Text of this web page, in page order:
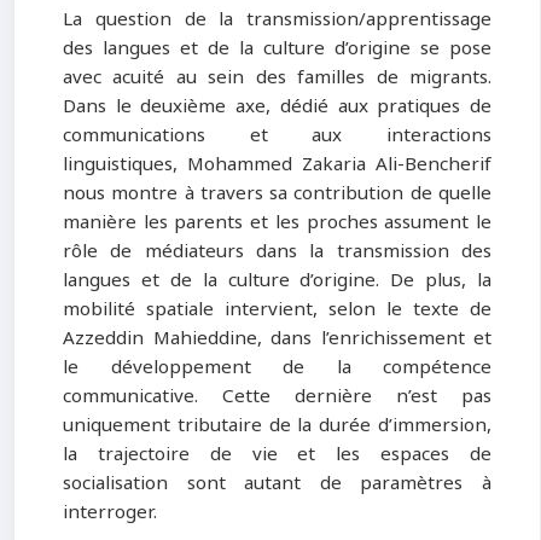
La question de la transmission/apprentissage
des langues et de la culture d’origine se pose
avec acuité au sein des familles de migrants.
Dans le deuxième axe, dédié aux pratiques de
communications et aux interactions
linguistiques, Mohammed Zakaria Ali-Bencherif
nous montre à travers sa contribution de quelle
manière les parents et les proches assument le
rôle de médiateurs dans la transmission des
langues et de la culture d’origine. De plus, la
mobilité spatiale intervient, selon le texte de
Azzeddin Mahieddine, dans l’enrichissement et
le développement de la compétence
communicative. Cette dernière n’est pas
uniquement tributaire de la durée d’immersion,
la trajectoire de vie et les espaces de
socialisation sont autant de paramètres à
interroger.